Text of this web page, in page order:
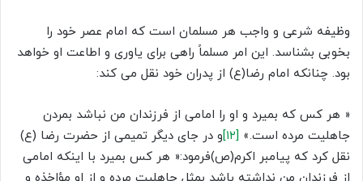
وظیفه شرعی و واجب هر مسلمان است که امام عصر خود را
بخوبی بشناسد. این امر مسلماً راهی برای یاوری و اطاعت او خواهد
بود. چنانکه امام رضا(ع) از پدران خود نقل می کند:
« هر کس که بمیرد و او را امامی از فرزندان من نباشد بمردن
جاهلیت مرده است.» [۱۲]
و در جای دیگر تمیمی از حضرت رضا (ع)
نقل کرد که پیامبر اکرم(ص)فرمود:« هر کس بمیرد با اینکه امامی